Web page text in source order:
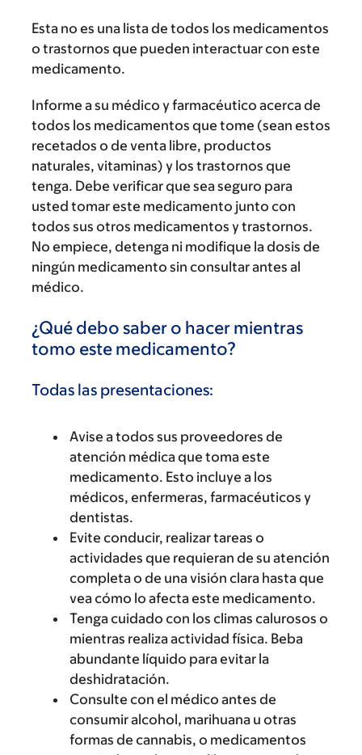
Esta no es una lista de todos los medicamentos
o trastornos que pueden interactuar con este
medicamento.
Informe a su médico y farmacéutico acerca de
todos los medicamentos que tome (sean estos
recetados o de venta libre, productos
naturales, vitaminas) y los trastornos que
tenga. Debe verificar que sea seguro para
usted tomar este medicamento junto con
todos sus otros medicamentos y trastornos.
No empiece, detenga ni modifique la dosis de
ningún medicamento sin consultar antes al
médico.
¿Qué debo saber o hacer mientras
tomo este medicamento?
Todas las presentaciones:
Avise a todos sus proveedores de
atención médica que toma este
medicamento. Esto incluye a los
médicos, enfermeras, farmacéuticos y
dentistas.
Evite conducir, realizar tareas o
actividades que requieran de su atención
completa o de una visión clara hasta que
vea cómo lo afecta este medicamento.
Tenga cuidado con los climas calurosos o
mientras realiza actividad física. Beba
abundante líquido para evitar la
deshidratación.
Consulte con el médico antes de
consumir alcohol, marihuana u otras
formas de cannabis, o medicamentos